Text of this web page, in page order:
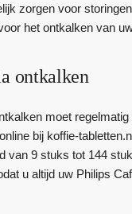
zorgen voor
het ontkalken van
ontkalken
moet
bij koffie-
van 9 stuks tot 144
u altijd uw Philips